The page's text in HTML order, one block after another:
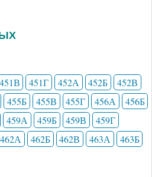
451В 451Г 452А 452Б
452В
455Б 455В 455Г 456А
456Б
459А 459Б 459В
459Г
462А 462Б 462В 463А
463Б